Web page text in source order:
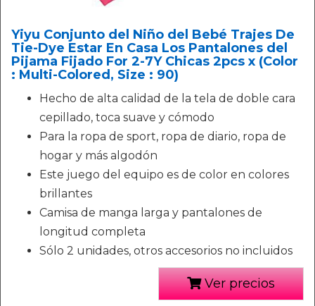
Yiyu Conjunto del Niño del Bebé Trajes De
Tie-Dye Estar En Casa Los Pantalones del
Pijama Fijado For 2-7Y Chicas 2pcs x (Color
: Multi-Colored, Size : 90)
Hecho de alta calidad de la tela de doble cara
cepillado, toca suave y cómodo
Para la ropa de sport, ropa de diario, ropa de
hogar y más algodón
Este juego del equipo es de color en colores
brillantes
Camisa de manga larga y pantalones de
longitud completa
Sólo 2 unidades, otros accesorios no incluidos
Ver precios